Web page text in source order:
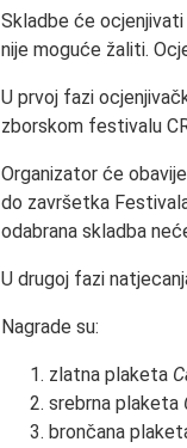
Skladbe će ocjenjivati
nije moguće žaliti.
U prvoj fazi
zborskom festivalu
Organizator će
do završetka
odabrana skladba
U drugoj fazi
Nagrade su:
zlatna plaketa
srebrna plaketa
brončana